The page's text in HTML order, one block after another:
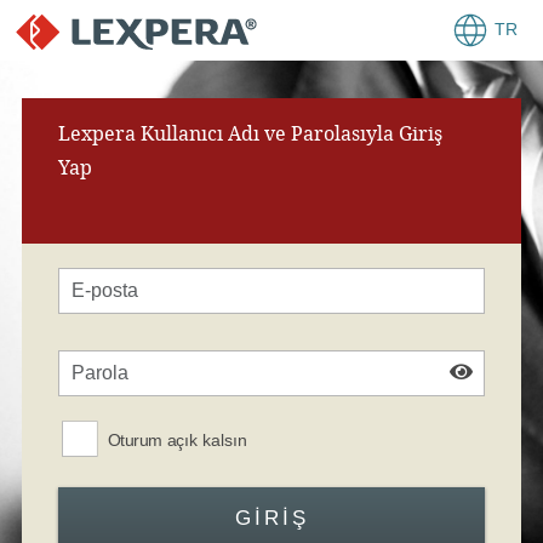
TR
Lexpera Kullanıcı Adı ve Parolasıyla Giriş
Yap
Oturum açık kalsın
GIRIŞ